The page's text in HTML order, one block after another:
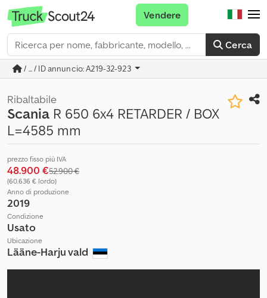
Cerca
Vendere
/ ... / ID annuncio: A219-32-923
Ribaltabile
Scania R 650 6x4 RETARDER / BOX
L=4585 mm
prezzo fisso più IVA
48.900 €52.900 €
(60.636 € lordo)
Anno di produzione
2019
Condizione
Usato
Ubicazione
Lääne-Harju vald